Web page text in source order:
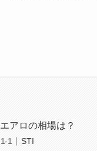
エアロの相場は？
STI